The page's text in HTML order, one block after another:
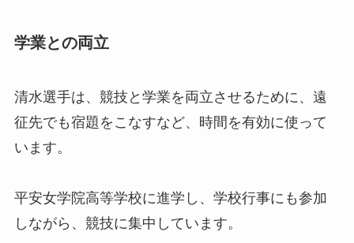
学業との両立
清水選手は、競技と学業を両立させるために、遠
征先でも宿題をこなすなど、時間を有効に使って
います。
平安女学院高等学校に進学し、学校行事にも参加
しながら、競技に集中しています。